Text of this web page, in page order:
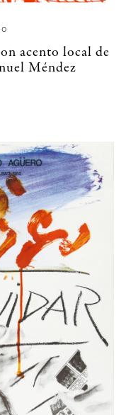
acento local de
Méndez